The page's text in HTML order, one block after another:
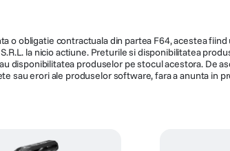
o obligatie contractuala din partea F64, acestea
la nicio actiune. Preturile si disponibilitatea
produselor pe stocul acestora. De
sau erori ale produselor software, fara a anunta in